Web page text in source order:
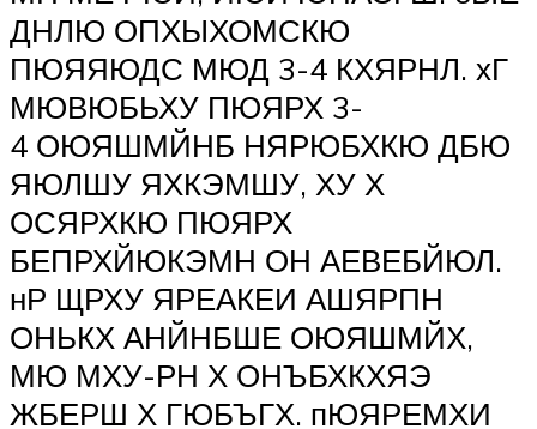
ДНЛЮ ОПХЫХОМСКЮ
ПЮЯЯЮДС МЮД 3-4 КХЯРНЛ. хГ
МЮВЮБЬХУ ПЮЯРХ 3-
4 ОЮЯШМЙНБ НЯРЮБХКЮ ДБЮ
ЯЮЛШУ ЯХКЭМШУ, ХУ Х
ОСЯРХКЮ ПЮЯРХ
БЕПРХЙЮКЭМН ОН АЕВЕБЙЮЛ.
нР ЩРХУ ЯРЕАКЕИ АШЯРПН
ОНЬКХ АНЙНБШЕ ОЮЯШМЙХ,
МЮ МХУ-РН Х ОНЪБХКХЯЭ
ЖБЕРШ Х ГЮБЪГХ. пЮЯРЕМХИ